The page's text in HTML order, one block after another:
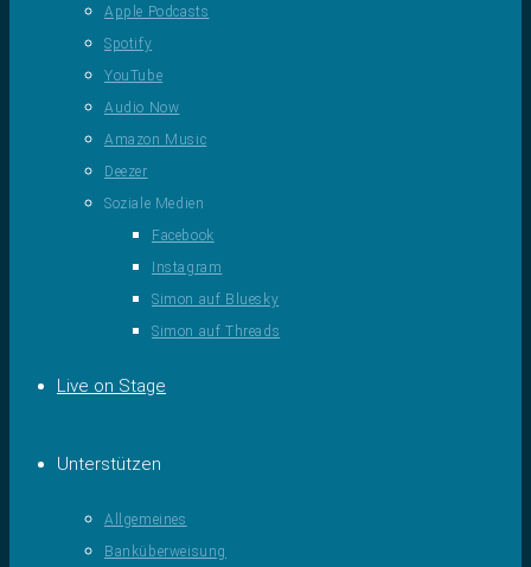
Apple Podcasts
Spotify
YouTube
Audio Now
Amazon Music
Deezer
Soziale Medien
Facebook
Instagram
Simon auf Bluesky
Simon auf Threads
Live on Stage
Unterstützen
Allgemeines
Banküberweisung